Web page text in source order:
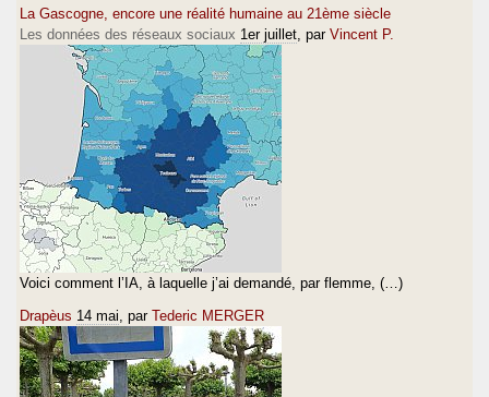
La Gascogne, encore une réalité humaine au 21ème siècle
Les données des réseaux sociaux 1er juillet , par Vincent P.
Voici comment l’IA, à laquelle j’ai demandé, par flemme, (…)
Drapèus 14 mai , par Tederic MERGER